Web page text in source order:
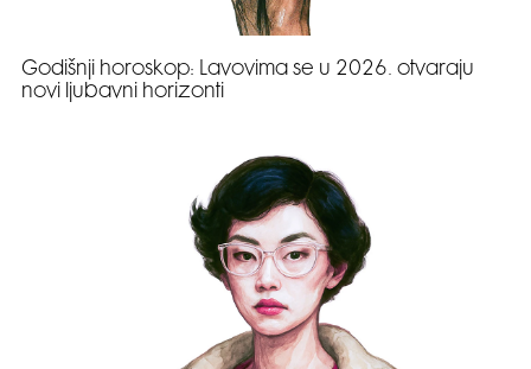
Godišnji horoskop: Lavovima se u 2026. otvaraju
novi ljubavni horizonti